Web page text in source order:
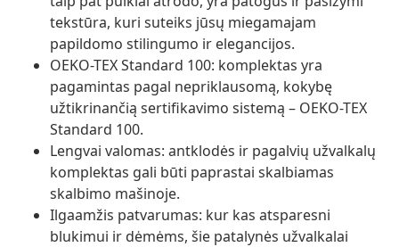
tekstūra, kuri suteiks jūsų miegamajam
papildomo stilingumo ir elegancijos.
OEKO-TEX Standard 100: komplektas yra
pagamintas pagal nepriklausomą, kokybę
užtikrinančią sertifikavimo sistemą – OEKO-TEX
Standard 100.
Lengvai valomas: antklodės ir pagalvių užvalkalų
komplektas gali būti paprastai skalbiamas
skalbimo mašinoje.
Ilgaamžis patvarumas: kur kas atsparesni
blukimui ir dėmėms, šie patalynės užvalkalai